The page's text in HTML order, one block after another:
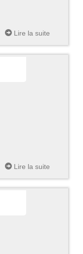
Lire la suite
Lire la suite